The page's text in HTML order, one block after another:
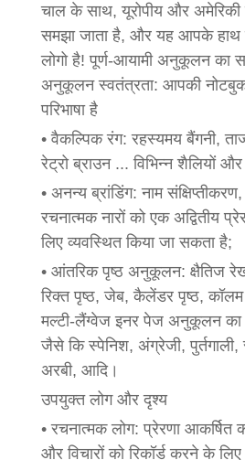
चाल के साथ, यूरोपीय और अमेरिकी
समझा जाता है, और यह आपके हाथ
लोगो है! पूर्ण-आयामी अनुकूलन का
अनुकूलन स्वतंत्रता: आपकी
परिभाषा है
• वैकल्पिक रंग: रहस्यमय बैंगनी,
रेट्रो ब्राउन ... विभिन्न शैलियों
• अनन्य ब्रांडिंग: नाम
रचनात्मक नारों को एक अद्वितीय
लिए व्यवस्थित किया जा सकता है;
• आंतरिक पृष्ठ अनुकूलन: क्षैतिज
रिक्त पृष्ठ, जेब, कैलेंडर पृष्ठ, कॉलम
मल्टी-लैंग्वेज इनर पेज अनुकूलन का
जैसे कि स्पेनिश, अंग्रेजी,
अरबी, आदि।
उपयुक्त लोग और दृश्य
• रचनात्मक लोग: प्रेरणा आकर्षित
और विचारों को रिकॉर्ड करने के